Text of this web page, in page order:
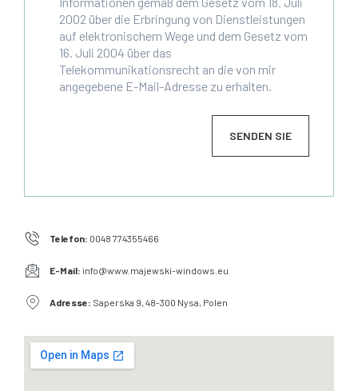
2002 über die Erbringung von Dienstleistungen
auf elektronischem Wege und dem Gesetz vom
16. Juli 2004 über das
Telekommunikationsrecht an die von mir
angegebene E-Mail-Adresse zu erhalten.
SENDEN SIE
Telefon: 0048 774355466
E-Mail: info@www.majewski-windows.eu
Adresse: Saperska 9, 48-300 Nysa, Polen